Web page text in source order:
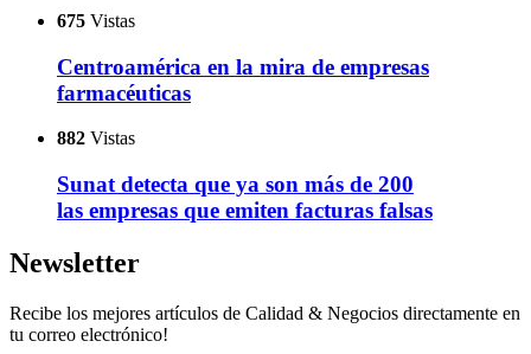
675 Vistas
Centroamérica en la mira de empresas
farmacéuticas
882 Vistas
Sunat detecta que ya son más de 200
las empresas que emiten facturas falsas
Newsletter
Recibe los mejores artículos de Calidad & Negocios directamente en
tu correo electrónico!